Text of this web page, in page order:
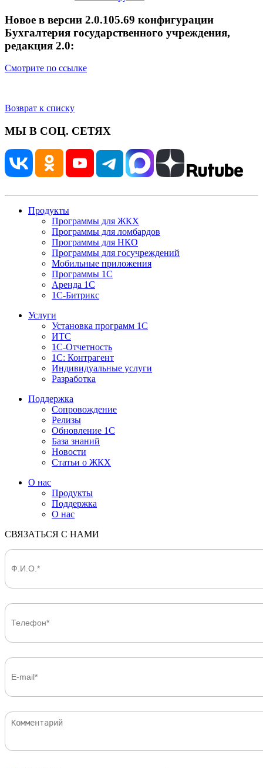
Новое в версии 2.0.105.69 конфигурации
Бухгалтерия государственного учреждения,
редакция 2.0:
Смотрите по ссылке
Возврат к списку
МЫ В СОЦ. СЕТЯХ
Продукты
Программы для ЖКХ
Программы для ломбардов
Программы для НКО
Программы для госучреждений
Мобильные приложения
Программы 1С
Аренда 1С
1С-Битрикс
Услуги
Установка программ 1С
ИТС
1С-Отчетность
1С: Контрагент
Индивидуальные услуги
Разработка
Поддержка
Сопровождение
Релизы
Обновление 1С
База знаний
Новости
Статьи о ЖКХ
О нас
Продукты
Поддержка
О нас
СВЯЗАТЬСЯ С НАМИ